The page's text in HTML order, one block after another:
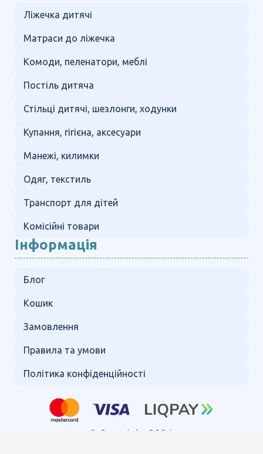
Ліжечка дитячі
Матраси до ліжечка
Комоди, пеленатори, меблі
Постіль дитяча
Стільці дитячі, шезлонги, ходунки
Купання, гігієна, аксесуари
Манежі, килимки
Одяг, текстиль
Транспорт для дітей
Комісійні товари
Інформація
Блог
Кошик
Замовлення
Правила та умови
Політика конфіденційності
© Copyright 2024.